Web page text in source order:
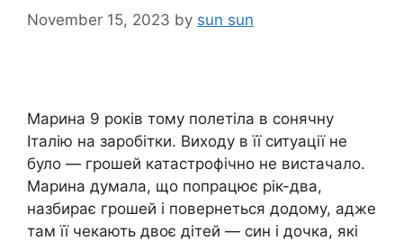
November 15, 2023 by sun sun
Марина 9 років тому полетіла в сонячну
Італію на заробітки. Виходу в її ситуації не
було — грошей катастрофічно не вистачало.
Марина думала, що попрацює рік-два,
назбирає грошей і повернеться додому, адже
там її чекають двоє дітей — син і дочка, які